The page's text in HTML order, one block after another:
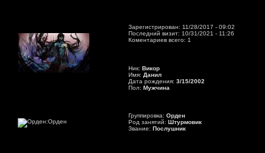
Зарегистрирован: 11/28/2017 - 09:02
Последний визит: 10/31/2021 - 11:26
Коментариев всего: 1
Ник: Викор
Имя: Данил
Дата рождения: 3/15/2002
Пол: Мужчина
Группировка: Орден
Род занятий: Штурмовик
Звание: Послушник